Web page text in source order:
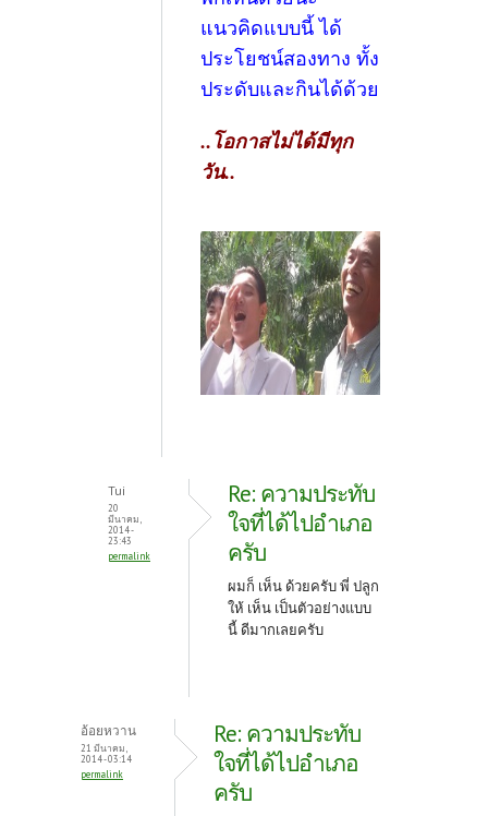
แนวคิดแบบนี้ ได้
ประโยชน์สองทาง ทั้ง
ประดับและกินได้ด้วย
..โอกาสไม่ได้มีทุก
วัน..
Tui
20
มีนาคม,
2014 -
23:43
permalink
Re: ความประทับ
ใจที่ได้ไปอำเภอ
ครับ
ผมก็ เห็น ด้วยครับ พี่ ปลูก
ให้ เห็น เป็นตัวอย่างแบบ
นี้ ดีมากเลยครับ
อ้อยหวาน
21 มีนาคม,
2014 - 03:14
permalink
Re: ความประทับ
ใจที่ได้ไปอำเภอ
ครับ